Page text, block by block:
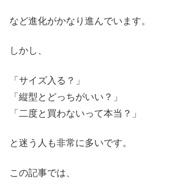
など進化がかなり進んでいます。
しかし、
「サイズ入る？」
「縦型とどっちがいい？」
「二度と買わないって本当？」
と迷う人も非常に多いです。
この記事では、